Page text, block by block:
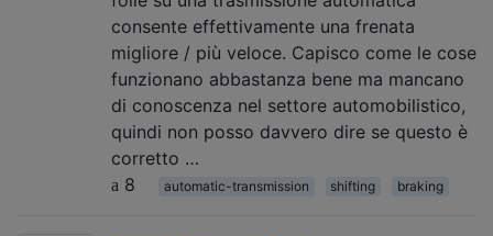
consente effettivamente una frenata
migliore / più veloce. Capisco come le cose
funzionano abbastanza bene ma mancano
di conoscenza nel settore automobilistico,
quindi non posso davvero dire se questo è
corretto …
8
automatic-transmission shifting braking